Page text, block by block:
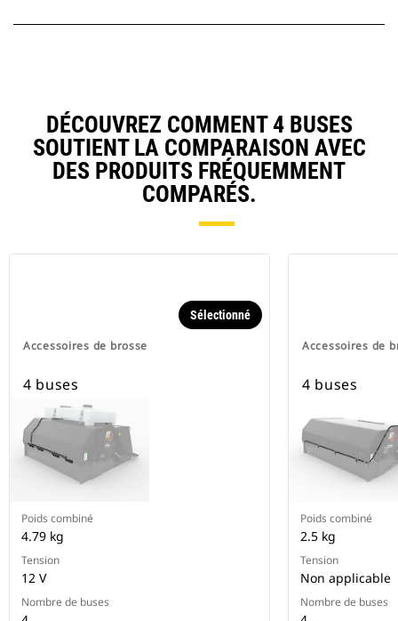
DÉCOUVREZ COMMENT 4 BUSES
SOUTIENT LA COMPARAISON AVEC
DES PRODUITS FRÉQUEMMENT
COMPARÉS.
Accessoires de brosse
Sélectionné
4 buses
Poids combiné
4.79 kg
Tension
12 V
Nombre de buses
Accessoires de
4 buses
Poids combiné
2.5 kg
Tension
Non applicable
Nombre de buses